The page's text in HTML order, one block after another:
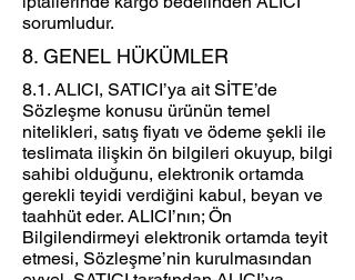
sorumludur.
8. GENEL HÜKÜMLER
8.1. ALICI, SATICI’ya ait SİTE’de
Sözleşme konusu ürünün temel
nitelikleri, satış fiyatı ve ödeme şekli ile
teslimata ilişkin ön bilgileri okuyup, bilgi
sahibi olduğunu, elektronik ortamda
gerekli teyidi verdiğini kabul, beyan ve
taahhüt eder. ALICI’nın; Ön
Bilgilendirmeyi elektronik ortamda teyit
etmesi, Sözleşme’nin kurulmasından